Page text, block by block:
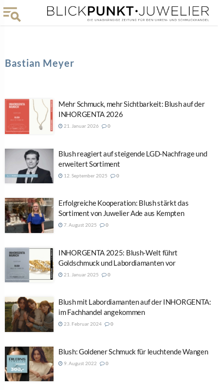
Bastian Meyer
Mehr Schmuck, mehr Sichtbarkeit: Blush auf der
INHORGENTA 2026
21. Januar 2026 0
Blush reagiert auf steigende LGD-Nachfrage und
erweitert Sortiment
12. September 2025 0
Erfolgreiche Kooperation: Blush stärkt das
Sortiment von Juwelier Ade aus Kempten
7. August 2025 0
INHORGENTA 2025: Blush-Welt führt
Goldschmuck und Labordiamanten vor
21. Januar 2025 0
Blush mit Labordiamanten auf der INHORGENTA:
im Fachhandel angekommen
23. Februar 2024 0
Blush: Goldener Schmuck für leuchtende Wangen
9. August 2022 0